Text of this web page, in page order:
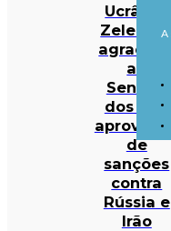
Ucrânia:
agradece
ao
Senado
dos EUA
aprovação
de
sanções
contra
Rússia e
Irão
A